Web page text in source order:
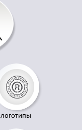
логотипы